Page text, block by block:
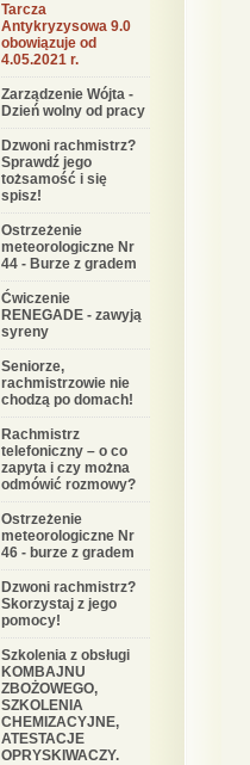
Tarcza
Antykryzysowa 9.0
obowiązuje od
4.05.2021 r.
Zarządzenie Wójta -
Dzień wolny od pracy
Dzwoni rachmistrz?
Sprawdź jego
tożsamość i się
spisz!
Ostrzeżenie
meteorologiczne Nr
44 - Burze z gradem
Ćwiczenie
RENEGADE - zawyją
syreny
Seniorze,
rachmistrzowie nie
chodzą po domach!
Rachmistrz
telefoniczny – o co
zapyta i czy można
odmówić rozmowy?
Ostrzeżenie
meteorologiczne Nr
46 - burze z gradem
Dzwoni rachmistrz?
Skorzystaj z jego
pomocy!
Szkolenia z obsługi
KOMBAJNU
ZBOŻOWEGO,
SZKOLENIA
CHEMIZACYJNE,
ATESTACJE
OPRYSKIWACZY.